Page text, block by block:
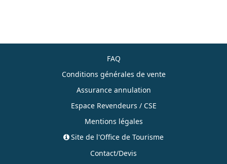
FAQ
Conditions générales de vente
Assurance annulation
Espace Revendeurs / CSE
Mentions légales
Site de l'Office de Tourisme
Contact/Devis